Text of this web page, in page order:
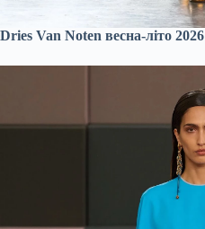
Dries Van Noten весна-літо 2026